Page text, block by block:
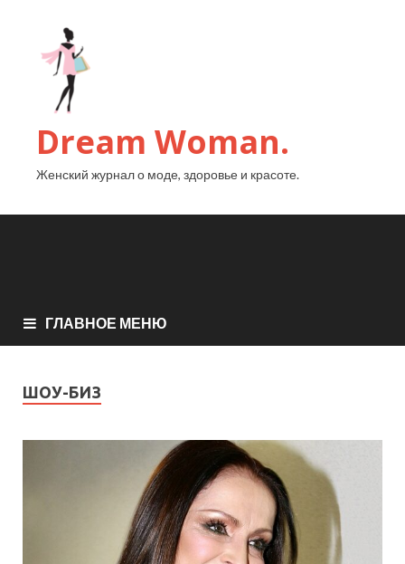
Dream Woman.
Женский журнал о моде, здоровье и красоте.
ГЛАВНОЕ МЕНЮ
ШОУ-БИЗ